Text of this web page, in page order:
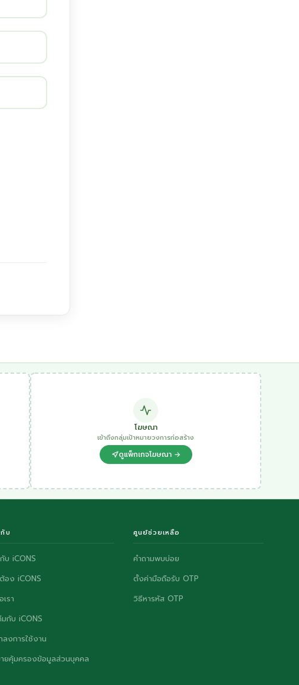
โฆษณา
เข้าถึงกลุ่มเป้าหมายวงการก่อสร้าง
ดูแพ็กเกจโฆษณา →
บ
บ iCONS
อง iCONS
รา
กับ iCONS
งการใช้งาน
ยคุ้มครองข้อมูลส่วนบุคคล
ศูนย์ช่วยเหลือ
คำถามพบบ่อย
ตั้งค่ามือถือรับ OTP
วิธีหารหัส OTP